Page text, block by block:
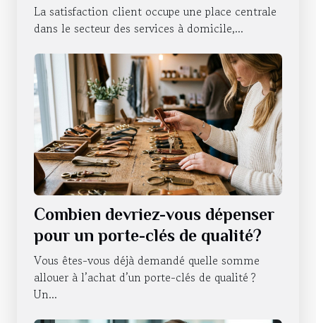
domicile
La satisfaction client occupe une place centrale
dans le secteur des services à domicile,...
Combien devriez-vous dépenser
pour un porte-clés de qualité?
Vous êtes-vous déjà demandé quelle somme
allouer à l’achat d’un porte-clés de qualité ?
Un...